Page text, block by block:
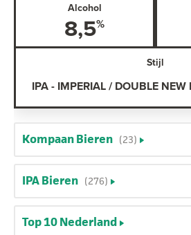
Alcohol
8,5
Stijl
IPA - IMPERIAL / DOUBLE
Kompaan Bieren (23)
IPA Bieren (276)
Top 10 Nederland